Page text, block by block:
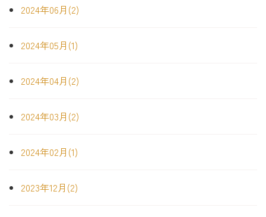
2024年06月(2)
2024年05月(1)
2024年04月(2)
2024年03月(2)
2024年02月(1)
2023年12月(2)